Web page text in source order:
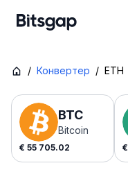
/ Конвертер / ETH
BTC
Bitcoin
€ 55 705.02 €